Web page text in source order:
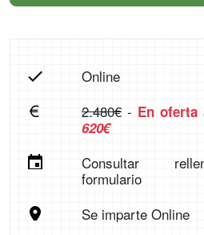
Online
2.480€- En oferta
620€
Consultar
formulario
Se imparte Online